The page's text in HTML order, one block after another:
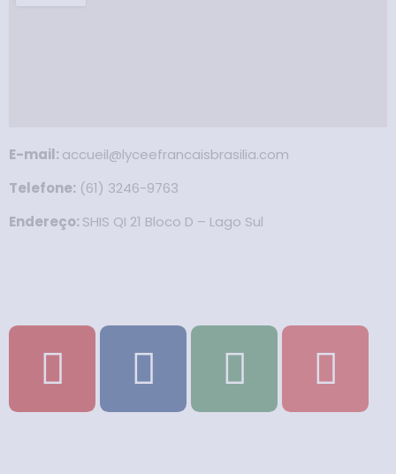
E-mail:accueil@lyceefrancaisbrasilia.com
Telefone: (61) 3246-9763
Endereço:SHIS QI 21 Bloco D – Lago Sul